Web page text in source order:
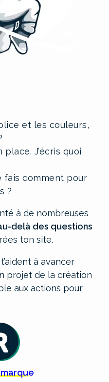
et les couleurs,
J’écris quoi
fais comment pour
?
à de nombreuses
delà des questions
ton site.
t’aident à avancer
projet de la création
aux actions pour
marque